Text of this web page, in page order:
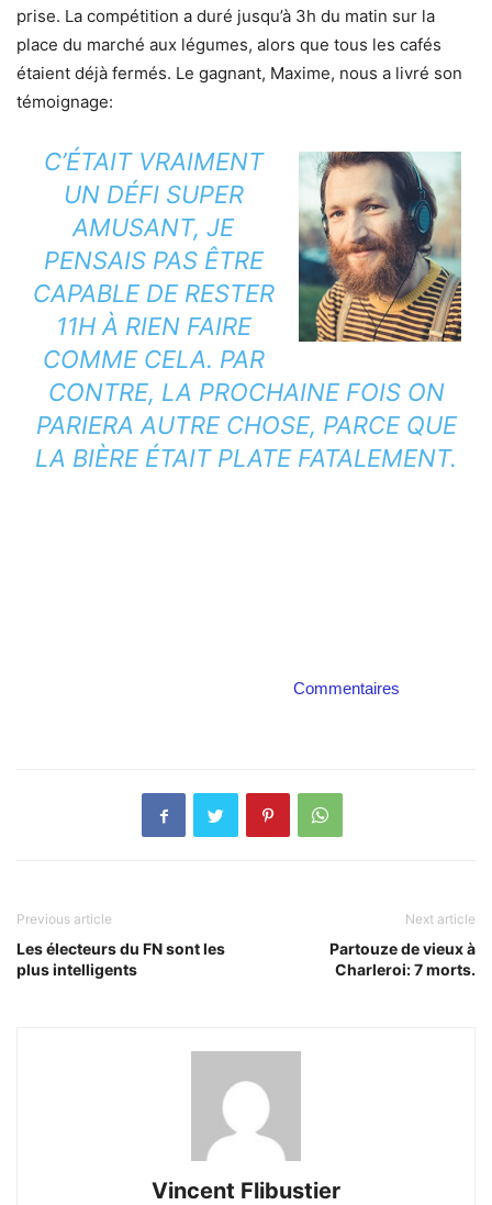
prise. La compétition a duré jusqu’à 3h du matin sur la
place du marché aux légumes, alors que tous les cafés
étaient déjà fermés. Le gagnant, Maxime, nous a livré son
témoignage:
C’ÉTAIT VRAIMENT
UN DÉFI SUPER
AMUSANT, JE
PENSAIS PAS ÊTRE
CAPABLE DE RESTER
11H À RIEN FAIRE
COMME CELA. PAR
CONTRE, LA PROCHAINE FOIS ON
PARIERA AUTRE CHOSE, PARCE QUE
LA BIÈRE ÉTAIT PLATE FATALEMENT.
Commentaires
Previous article
Les électeurs du FN sont les
plus intelligents
Next article
Partouze de vieux à
Charleroi: 7 morts.
Vincent Flibustier